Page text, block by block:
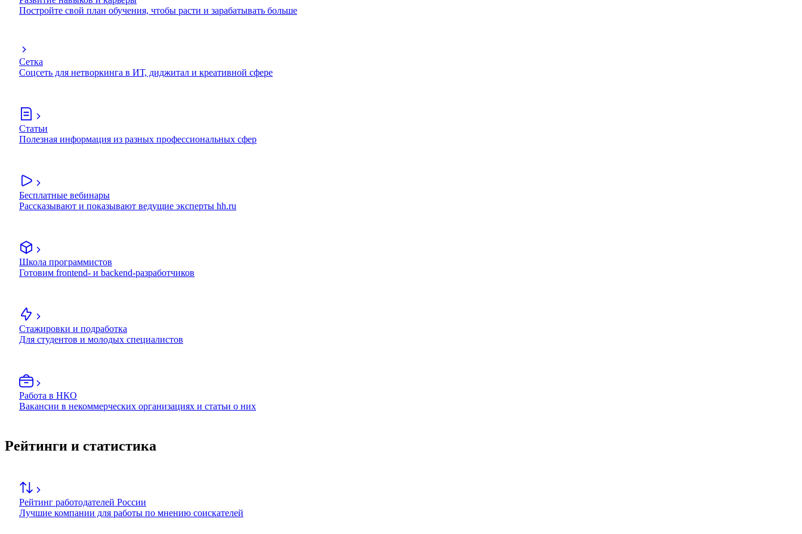
Постройте свой план обучения, чтобы расти и зарабатывать больше
Сетка
Соцсеть для нетворкинга в ИТ, диджитал и креативной сфере
Статьи
Полезная информация из разных профессиональных сфер
Бесплатные вебинары
Рассказывают и показывают ведущие эксперты hh.ru
Школа программистов
Готовим frontend- и backend-разработчиков
Стажировки и подработка
Для студентов и молодых специалистов
Работа в НКО
Вакансии в некоммерческих организациях и статьи о них
Рейтинги и статистика
Рейтинг работодателей России
Лучшие компании для работы по мнению соискателей